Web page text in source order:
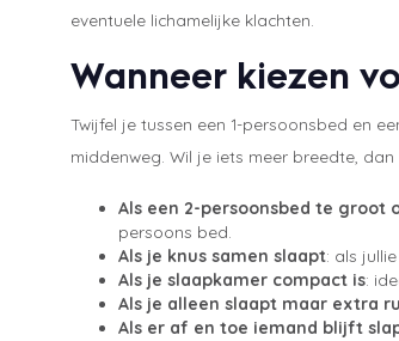
eventuele lichamelijke klachten.
Wanneer kiezen
Twijfel je tussen een 1-persoonsbed en
middenweg. Wil je iets meer breedte,
Als een 2-persoonsbed te groot
persoons bed.
Als je knus samen slaapt: als
Als je slaapkamer compact is:
Als je alleen slaapt maar extra
Als er af en toe iemand blijft